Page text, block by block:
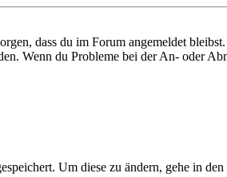
dass du im Forum angemeldet
Wenn du Probleme bei der An- oder
Um diese zu ändern, gehe in